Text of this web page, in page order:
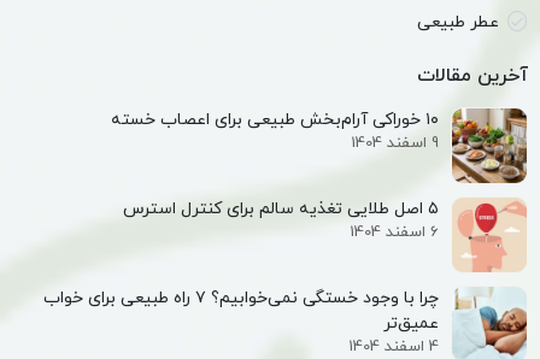
عطر طبیعی
آخرین مقالات
۱۰ خوراکی آرام‌بخش طبیعی برای اعصاب خسته
9 اسفند 1404
۵ اصل طلایی تغذیه سالم برای کنترل استرس
6 اسفند 1404
چرا با وجود خستگی نمی‌خوابیم؟ ۷ راه طبیعی برای خواب
عمیق‌تر
4 اسفند 1404